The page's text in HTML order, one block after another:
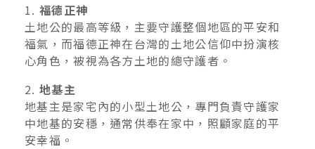
1. 福德正神
土地公的最高等級，主要守護整個地區的平安和
福氣，而福德正神在台灣的土地公信仰中扮演核
心角色，被視為各方土地的總守護者。
2. 地基主
地基主是家宅內的小型土地公，專門負責守護家
中地基的安穩，通常供奉在家中，照顧家庭的平
安幸福。